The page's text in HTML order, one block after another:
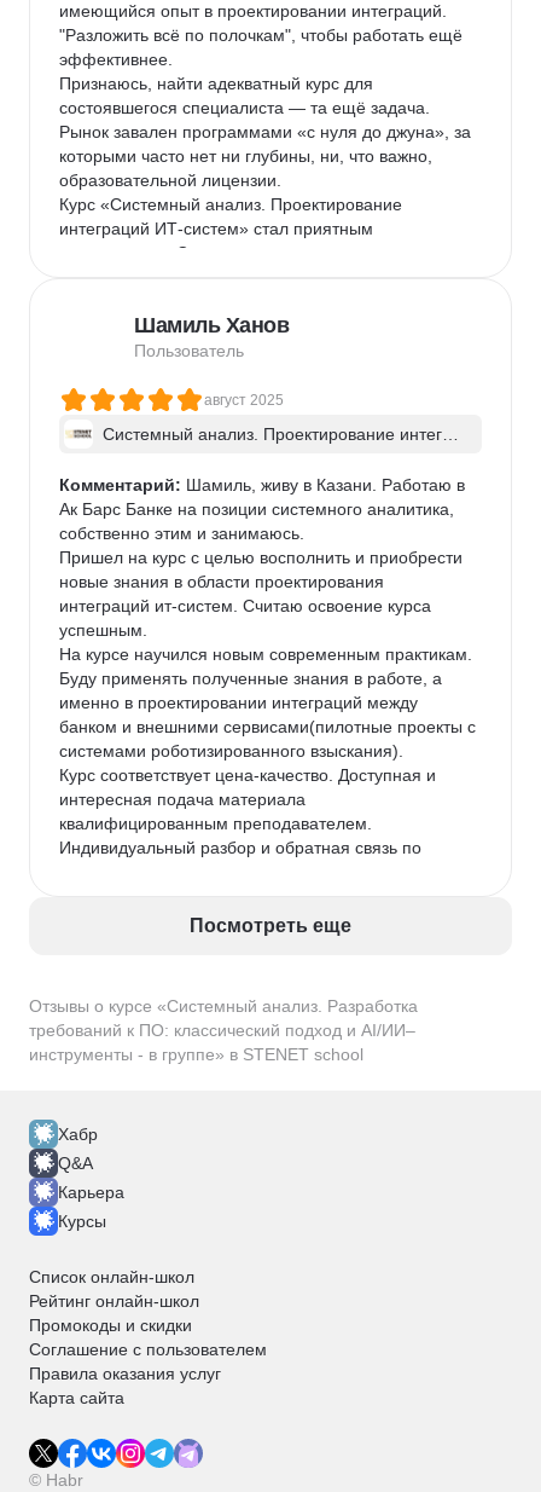
Отзывы о курсе «Системный анализ. Разработка
требований к ПО: классический подход и AI/ИИ–
инструменты - в группе» в STENET school
имеющийся опыт в проектировании интеграций.
"Разложить всё по полочкам", чтобы работать ещё
эффективнее.
Признаюсь, найти адекватный курс для
состоявшегося специалиста — та ещё задача.
Рынок завален программами «с нуля до джуна», за
которыми часто нет ни глубины, ни, что важно,
образовательной лицензии.
Курс «Системный анализ. Проектирование
интеграций ИТ-систем» стал приятным
исключением. С первых же минут я понял — попал
Фокус на глубине, а не на скорости. Преподаватель-
эксперт не гнался за таймингом. Мы могли
вопрос от слушателя, пока все не приходили к
без ответа.
прямо на занятии — это бесценно. Мы не просто
слышали feedback, а видели, как эксперт мыслит, и
перенимали его подход.
Язык профессионалов. Каждое занятие было
погружением в профессиональную среду, где
рождаются целесообразные и работающие
решения.
В итоге, проработав 3 месяца в этом интенсивном
режиме, я получил именно ту структуру знаний,
которой мне не хватало. Сегодня я с уверенностью
применяю эти наработки в своих реальных
проектах.
Вывод для коллег-аналитиков: Если вы ищете не
«ещё один курс», а осознанный апгрейд своих
навыков в интеграциях — ваш поиск может
закончиться именно в STENET school!
Шамиль Ханов
Пользователь
август 2025
Системный анализ. Проектирование интегра
Комментарий: Шамиль, живу в Казани. Работаю в
Ак Барс Банке на позиции системного аналитика,
собственно этим и занимаюсь.
Пришел на курс с целью восполнить и приобрести
новые знания в области проектирования
интеграций ит-систем. Считаю освоение курса
успешным.
На курсе научился новым современным практикам.
Буду применять полученные знания в работе, а
именно в проектировании интеграций между
банком и внешними сервисами(пилотные проекты с
системами роботизированного взыскания).
Курс соответствует цена-качество. Доступная и
интересная подача материала
квалифицированным преподавателем.
Индивидуальный разбор и обратная связь по
плюсом. На выходе завершенный оформленный
Посмотреть еще
Хабр
Q&A
Карьера
Курсы
Список онлайн-школ
Рейтинг онлайн-школ
Промокоды и скидки
Соглашение с пользователем
Правила оказания услуг
Карта сайта
© Habr